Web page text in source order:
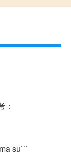
：
su```